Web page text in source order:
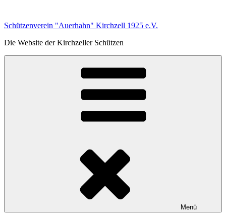
springen
Schützenverein "Auerhahn" Kirchzell 1925 e.V.
Die Website der Kirchzeller Schützen
Menü